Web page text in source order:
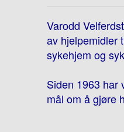
Varodd
av hjelpemidler
sykehjem og
Siden 1963 har
mål om å gjøre